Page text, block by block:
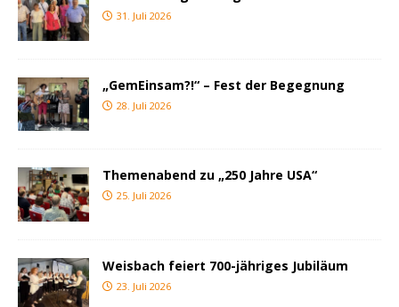
31. Juli 2026
„GemEinsam?!“ – Fest der Begegnung
28. Juli 2026
Themenabend zu „250 Jahre USA“
25. Juli 2026
Weisbach feiert 700-jähriges Jubiläum
23. Juli 2026